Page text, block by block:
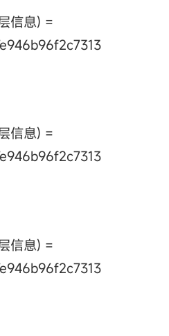
信息) =
信息) =
信息) =